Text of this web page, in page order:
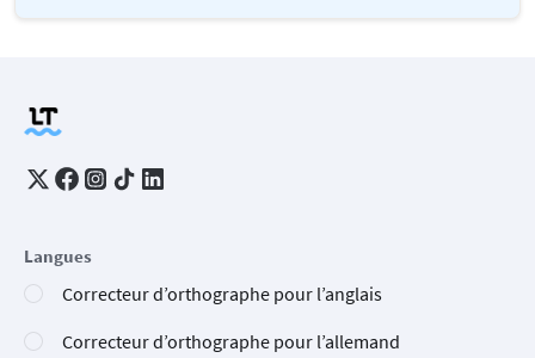
Langues
Correcteur d’orthographe pour l’anglais
Correcteur d’orthographe pour l’allemand